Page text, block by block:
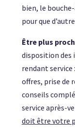
bien, le
pour que
Être plus
disposition
rendant
offres, prise de
conseils
service après-
doit être votre